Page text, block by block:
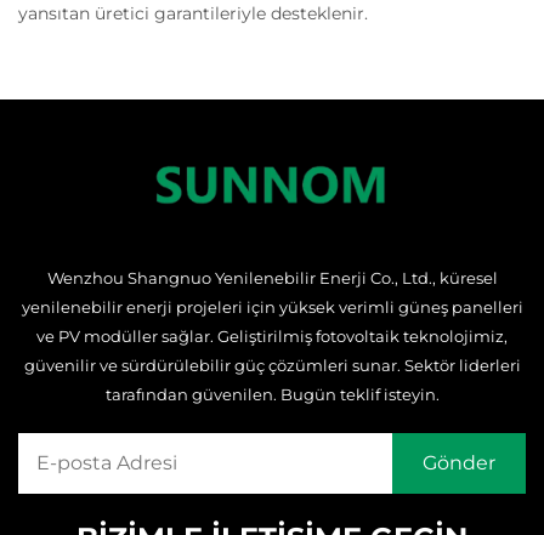
yansıtan üretici garantileriyle desteklenir.
Wenzhou Shangnuo Yenilenebilir Enerji Co., Ltd., küresel
yenilenebilir enerji projeleri için yüksek verimli güneş panelleri
ve PV modüller sağlar. Geliştirilmiş fotovoltaik teknolojimiz,
güvenilir ve sürdürülebilir güç çözümleri sunar. Sektör liderleri
tarafından güvenilen. Bugün teklif isteyin.